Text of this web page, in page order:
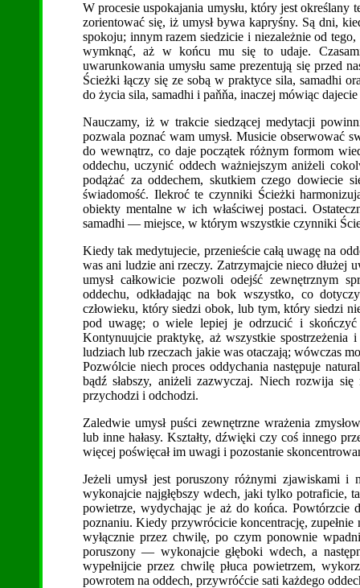
W procesie uspokajania umysłu, który jest określany
zorientować się, iż umysł bywa kapryśny. Są dni,
spokoju; innym razem siedzicie i niezależnie od
wymknąć, aż w końcu mu się to udaje.
uwarunkowania umysłu same prezentują się przed
Ścieżki łączy się ze sobą w praktyce sila, samadhi
do życia sila, samadhi i paňňa, inaczej mówiąc
Nauczamy, iż w trakcie siedzącej medytacji
pozwala poznać wam umysł. Musicie obserwować
do wewnątrz, co daje początek różnym formom
oddechu, uczynić oddech ważniejszym aniżeli
podążać za oddechem, skutkiem czego dowiecie
świadomość. Ilekroć te czynniki Ścieżki
obiekty mentalne w ich właściwej postaci.
samadhi — miejsce, w którym wszystkie czynniki
Kiedy tak medytujecie, przenieście całą uwagę na
was ani ludzie ani rzeczy. Zatrzymajcie nieco dłużej
umysł całkowicie pozwoli odejść zewnętrznym
oddechu, odkładając na bok wszystko, co
człowieku, który siedzi obok, lub tym, który siedzi
pod uwagę; o wiele lepiej je odrzucić i
Kontynuujcie praktykę, aż wszystkie spostrzeżenia
ludziach lub rzeczach jakie was otaczają; wówczas
Pozwólcie niech proces oddychania następuje
bądź słabszy, aniżeli zazwyczaj. Niech rozwija
przychodzi i odchodzi.
Zaledwie umysł puści zewnętrzne wrażenia
lub inne hałasy. Kształty, dźwięki czy coś innego
więcej poświęcał im uwagi i pozostanie
Jeżeli umysł jest poruszony różnymi zjawiskami i
wykonajcie najgłębszy wdech, jaki tylko potraficie,
powietrze, wydychając je aż do końca. Powtórzcie
poznaniu. Kiedy przywrócicie koncentrację,
wyłącznie przez chwilę, po czym ponownie
poruszony — wykonajcie głęboki wdech, a
wypełnijcie przez chwilę płuca powietrzem,
powrotem na oddech, przywróćcie sati każdego